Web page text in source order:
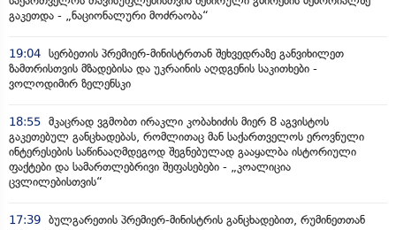
გაკეთდა - „ნაციონალური მოძრაობა“
19:04 სერბეთის პრემიერ-მინისტრთან შეხვედრაზე განვიხილეთ
ზამთრისთვის მზადებისა და უკრაინის აღდგენის საკითხები -
ვოლოდიმირ ზელენსკი
18:55 მკაცრად ვგმობთ ირაკლი კობახიძის მიერ 8 აგვისტოს
გაკეთებულ განცხადებას, რომლითაც მან საქართველოს ეროვნული
ინტერესების საწინააღმდეგოდ შეგნებულად გააყალბა ისტორიული
ფაქტები და სამართლებრივი შეფასებები - „კოალიცია
ცვლილებისთვის“
17:39 ბულგარეთის პრემიერ-მინისტრის განცხადებით, რუმინეთთან